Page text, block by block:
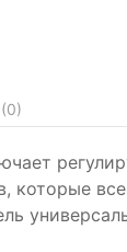
0)
которые